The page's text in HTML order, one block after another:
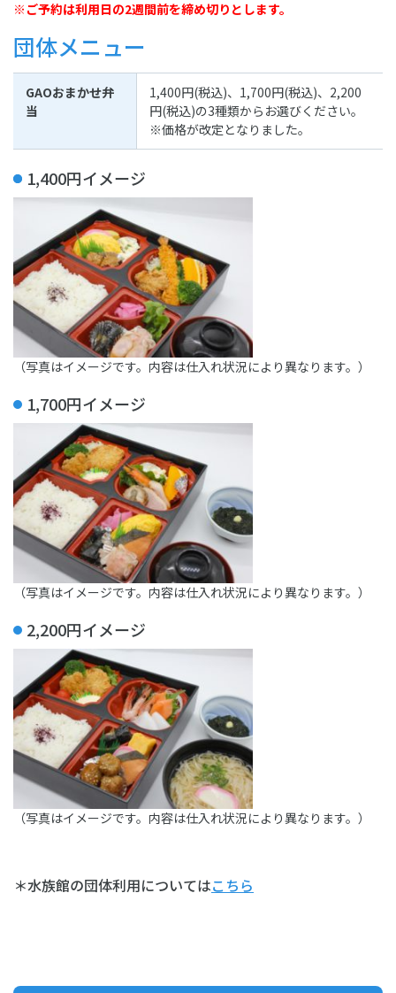
※ご予約は利用日の2週間前を締め切りとします。
団体メニュー
GAOおまかせ弁
当
1,400円(税込)、1,700円(税込)、2,200
円(税込)の3種類からお選びください。
※価格が改定となりました。
1,400円イメージ
（写真はイメージです。内容は仕入れ状況により異なります。）
1,700円イメージ
（写真はイメージです。内容は仕入れ状況により異なります。）
2,200円イメージ
（写真はイメージです。内容は仕入れ状況により異なります。）
＊水族館の団体利用についてはこちら